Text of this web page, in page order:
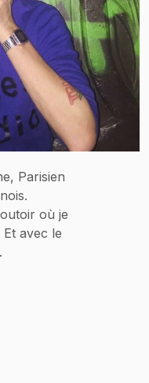
Parisien
où je
avec le